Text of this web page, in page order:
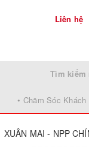
Liên hệ
Tìm kiếm
• Chăm Sóc Khách
XUÂN MAI - NPP